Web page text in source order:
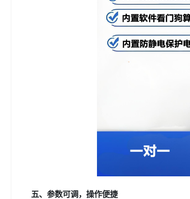
五、 参数可调，操作便捷